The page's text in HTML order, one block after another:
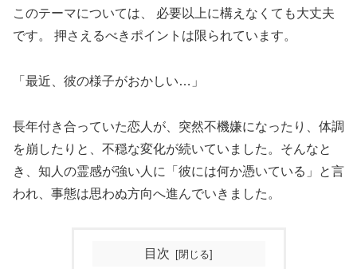
このテーマについては、 必要以上に構えなくても大丈夫
です。 押さえるべきポイントは限られています。
「最近、彼の様子がおかしい…」
長年付き合っていた恋人が、突然不機嫌になったり、体調
を崩したりと、不穏な変化が続いていました。そんなと
き、知人の霊感が強い人に「彼には何か憑いている」と言
われ、事態は思わぬ方向へ進んでいきました。
目次